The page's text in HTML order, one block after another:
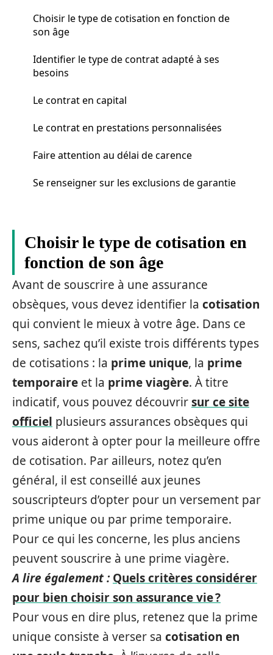
Choisir le type de cotisation en fonction de
son âge
Identifier le type de contrat adapté à ses
besoins
Le contrat en capital
Le contrat en prestations personnalisées
Faire attention au délai de carence
Se renseigner sur les exclusions de garantie
Choisir le type de cotisation en
fonction de son âge
Avant de souscrire à une assurance
obsèques, vous devez identifier la cotisation
qui convient le mieux à votre âge. Dans ce
sens, sachez qu’il existe trois différents types
de cotisations : la prime unique, la prime
temporaire et la prime viagère. À titre
indicatif, vous pouvez découvrirsur ce site
officiel plusieurs assurances obsèques qui
vous aideront à opter pour la meilleure offre
de cotisation. Par ailleurs, notez qu’en
général, il est conseillé aux jeunes
souscripteurs d’opter pour un versement par
prime unique ou par prime temporaire.
Pour ce qui les concerne, les plus anciens
peuvent souscrire à une prime viagère.
A lire également : Quels critères considérer
pour bien choisir son assurance vie ?
Pour vous en dire plus, retenez que la prime
unique consiste à verser sa cotisation en